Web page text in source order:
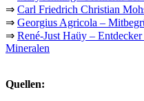
⇒ Carl Friedrich Christian
⇒ Georgius Agricola –
⇒ René-Just Haüy –
Mineralen
Quellen: